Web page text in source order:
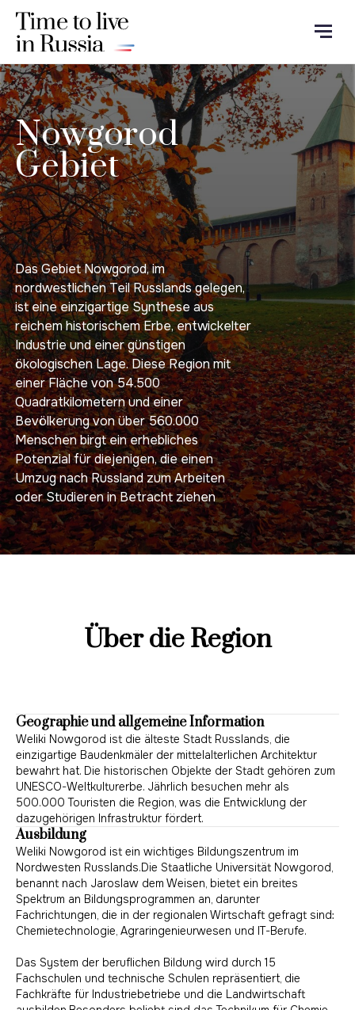
Nowgorod
Gebiet
Das Gebiet Nowgorod, im
nordwestlichen Teil Russlands gelegen,
ist eine einzigartige Synthese aus
reichem historischem Erbe, entwickelter
Industrie und einer günstigen
ökologischen Lage. Diese Region mit
einer Fläche von 54.500
Quadratkilometern und einer
Bevölkerung von über 560.000
Menschen birgt ein erhebliches
Potenzial für diejenigen, die einen
Umzug nach Russland zum Arbeiten
oder Studieren in Betracht ziehen
Über die Region
Geographie und allgemeine Information
Weliki Nowgorod ist die älteste Stadt Russlands, die
einzigartige Baudenkmäler der mittelalterlichen Architektur
bewahrt hat. Die historischen Objekte der Stadt gehören zum
UNESCO-Weltkulturerbe. Jährlich besuchen mehr als
500.000 Touristen die Region, was die Entwicklung der
dazugehörigen Infrastruktur fördert.
Ausbildung
Weliki Nowgorod ist ein wichtiges Bildungszentrum im
Nordwesten Russlands.Die Staatliche Universität Nowgorod,
benannt nach Jaroslaw dem Weisen, bietet ein breites
Spektrum an Bildungsprogrammen an, darunter
Fachrichtungen, die in der regionalen Wirtschaft gefragt sind:
Chemietechnologie, Agraringenieurwesen und IT-Berufe.
Das System der beruflichen Bildung wird durch 15
Fachschulen und technische Schulen repräsentiert, die
Fachkräfte für Industriebetriebe und die Landwirtschaft